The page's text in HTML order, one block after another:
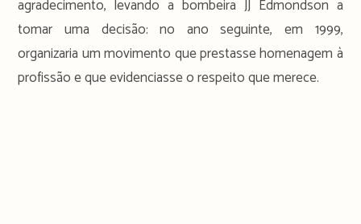
agradecimento, levando a bombeira JJ Edmondson a
tomar uma decisão: no ano seguinte, em 1999,
organizaria um movimento que prestasse homenagem à
profissão e que evidenciasse o respeito que merece.